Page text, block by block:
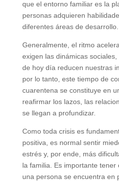
que el entorno familiar es la
personas adquieren
diferentes áreas de desarrollo.
Generalmente, el ritmo
exigen las dinámicas
de hoy día reducen nuestras
por lo tanto, este tiempo de
cuarentena se constituye en
reafirmar los lazos, las
se llegan a profundizar.
Como toda crisis es
positiva, es normal sentir
estrés y, por ende, más
la familia. Es importante
una persona se encuentra en